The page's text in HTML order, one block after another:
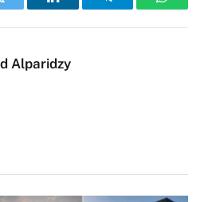
LinkedInTelegram
Alparidzy